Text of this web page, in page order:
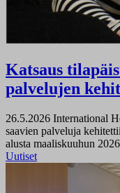
Katsaus
palvelujen
26.5.2026 International
saavien palveluja
alusta maaliskuuhun
Uutiset